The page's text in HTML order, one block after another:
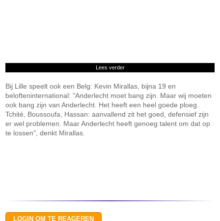
Lees verder
Bij Lille speelt ook een Belg: Kevin Mirallas, bijna 19 en
belofteninternational: "Anderlecht moet bang zijn. Maar wij moeten
ook bang zijn van Anderlecht. Het heeft een heel goede ploeg.
Tchité, Boussoufa, Hassan: aanvallend zit het goed, defensief zijn
er wel problemen. Maar Anderlecht heeft genoeg talent om dat op
te lossen", denkt Mirallas.